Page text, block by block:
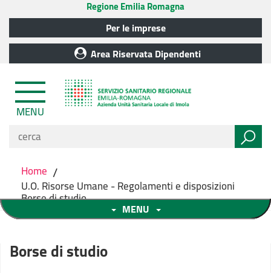
Regione Emilia Romagna
Per le imprese
Area Riservata Dipendenti
MENU
Home /
U.O. Risorse Umane - Regolamenti e disposizioni
Borse di studio
MENU
Borse di studio